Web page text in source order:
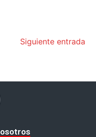
Siguiente entrada